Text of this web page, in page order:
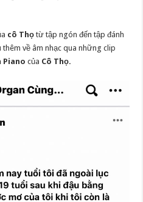
cô Thọ từ tập ngón đến tập đánh
về âm nhạc qua những clip
Piano của Cô Thọ.